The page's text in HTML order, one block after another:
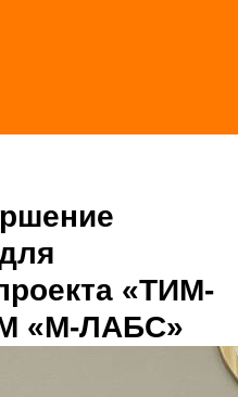
«ТИМ-
«М-ЛАБС»